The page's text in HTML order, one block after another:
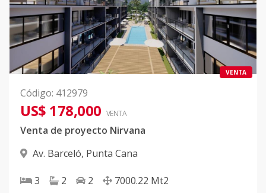
VENTA
Código: 412979
US$ 178,000 VENTA
Venta de proyecto Nirvana
Av. Barceló, Punta Cana
3 2 2 7000.22 Mt2